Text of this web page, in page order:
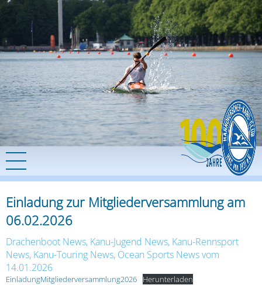
Einladung zur Mitgliederversammlung am
06.02.2026
Drachenboot News, Kanu-Jugend News, Kanu-Rennsport
News, Kanu-Touring News, Ocean Sports Newsvom
14.01.2026
EinladungMitgliederversammlung2026 Herunterladen